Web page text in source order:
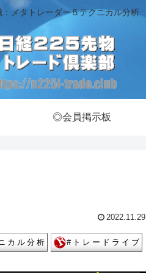
メタトレーダー５テクニカル分析
◎会員掲示板
2022.11.29